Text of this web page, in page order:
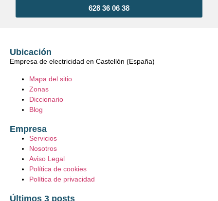
628 36 06 38
Ubicación
Empresa de electricidad en Castellón (España)
Mapa del sitio
Zonas
Diccionario
Blog
Empresa
Servicios
Nosotros
Aviso Legal
Política de cookies
Política de privacidad
Últimos 3 posts